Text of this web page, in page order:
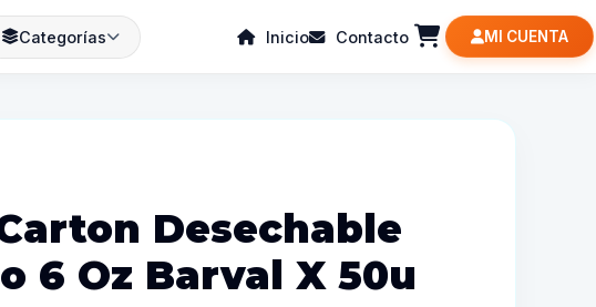
Categorías Inicio Contacto MI CUENTA
Desechable
6 Oz Barval X 50u